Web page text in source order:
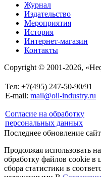
Журнал
Издательство
Мероприятия
История
Интернет-магазин
Контакты
Copyright © 2001-2026,
Тел: +7(495) 247-50-90/91
E-mail: mail@oil-industry.ru
Согласие на обработку
персональных данных
Последнее обновление
Продолжая использовать
обработку файлов cookie в
сбора статистики в